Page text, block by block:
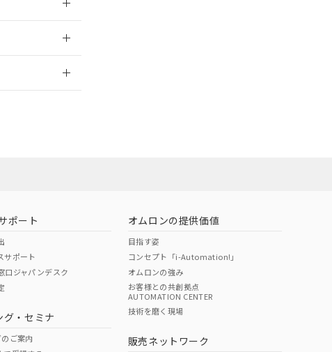
ポート
サポート
口ジャパンデスク
グ・セミナ
ご案内
オムロンの提供価値
目指す姿
コンセプト「i-Automation!」
オムロンの強み
お客様との共創拠点
AUTOMATION CENTER
技術を磨く現場
販売ネットワーク